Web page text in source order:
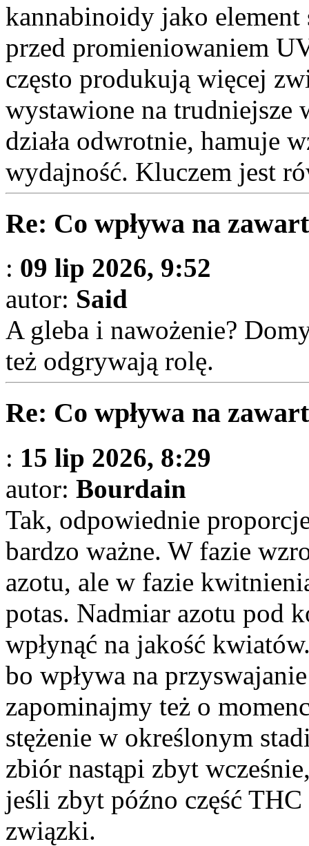
kannabinoidy jako element
przed promieniowaniem
często produkują więcej
wystawione na trudniejsze
działa odwrotnie, hamuje
wydajność. Kluczem jest
Re: Co wpływa na
: 09 lip 2026, 9:52
autor: Said
A gleba i nawożenie?
też odgrywają rolę.
Re: Co wpływa na
: 15 lip 2026, 8:29
autor: Bourdain
Tak, odpowiednie
bardzo ważne. W fazie
azotu, ale w fazie
potas. Nadmiar azotu pod
wpłynąć na jakość
bo wpływa na
zapominajmy też o
stężenie w określonym
zbiór nastąpi zbyt
jeśli zbyt późno część THC
związki.